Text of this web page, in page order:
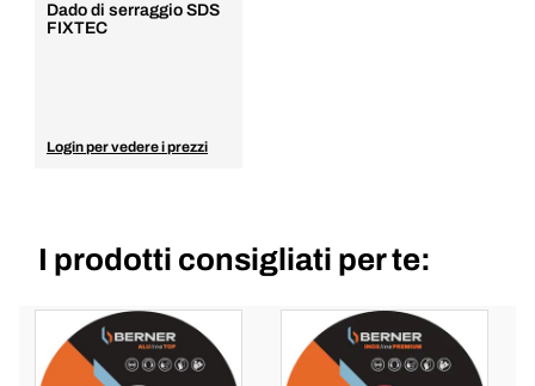
Dado di serraggio SDS
FIXTEC
Login per vedere i prezzi
I prodotti consigliati per te: